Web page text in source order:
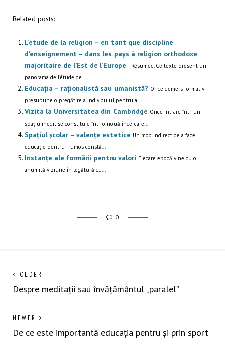
Related posts:
L’étude de la religion – en tant que discipline
d’enseignement – dans les pays à religion orthodoxe
majoritaire de l’Est de l’Europe
Résumée. Ce texte présent un
panorama de l’étude de...
Educația – raționalistă sau umanistă? Orice demers formativ
presupune o pregătire a individului pentru a...
Vizita la Universitatea din Cambridge Orice intrare într-un
spațiu inedit se constituie într-o nouă încercare...
Spațiul școlar – valențe estetice Un mod indirect de a face
educație pentru frumos constă...
Instanțe ale formării pentru valori Fiecare epocă vine cu o
anumită viziune în legătură cu...
0
Navigare
în
articole
OLDER
post:
Despre meditații sau învățământul „paralel”
NEWER
post:
De ce este importantă educația pentru și prin sport